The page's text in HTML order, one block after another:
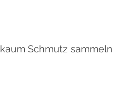
kaum Schmutz sammeln